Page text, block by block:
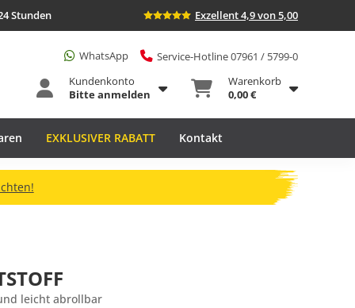
Stunden Exzellent 4,9 von 5,00
WhatsApp
Service-Hotline 07961 / 5799-0
Kundenkonto
Bitte anmelden
Warenkorb
0,00 €
EXKLUSIVER RABATT Kontakt
leicht abrollbar